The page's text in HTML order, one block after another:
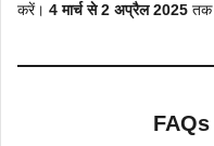
करें। 4 मार्च से 2 अप्रैल 2025 तक
FAQs